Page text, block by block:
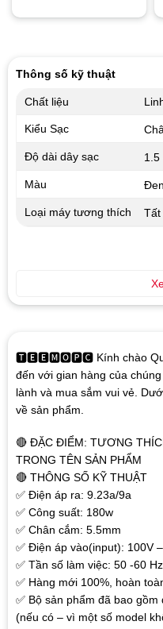
🆃🅴🅴🅼🅾🅿🅲 Kính chào Quý
đến với gian hàng của
lành và mua sắm vui vẻ.
về sản phẩm.
🔴 ĐẶC ĐIỂM: TƯƠNG
TRONG TÊN SẢN PHẨM
🔴 THÔNG SỐ KỸ THUẬT
✅ Điện áp ra: 9.23a/9a
✅ Công suất: 180w
✅ Chân cắm: 5.5mm
✅ Điện áp vào(input): 100V
✅ Tần số làm việc: 50 -60 Hz
✅ Hàng mới 100%, hoàn
✅ Bộ sản phẩm đã bao
(nếu có – vì một số model
Thông số kỹ thuật
Chất liệu
Kiểu Sạc
Độ dài dây sạc 1.5
Màu Đen
Loại máy tương thích Tất